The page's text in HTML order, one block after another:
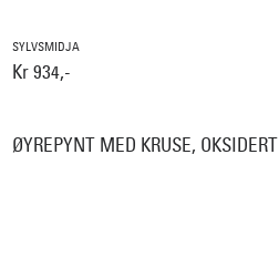
SYLVSMIDJA
Kr 934,-
ØYREPYNT MED KRUSE, OKSIDERT